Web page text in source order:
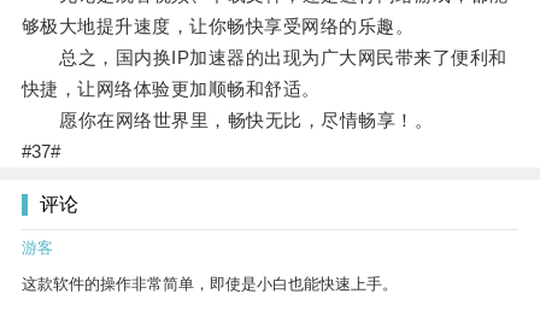
够极大地提升速度，让你畅快享受网络的乐趣。
总之，国内换IP加速器的出现为广大网民带来了便利和
快捷，让网络体验更加顺畅和舒适。
愿你在网络世界里，畅快无比，尽情畅享！。
#37#
评论
游客
这款软件的操作非常简单，即使是小白也能快速上手。